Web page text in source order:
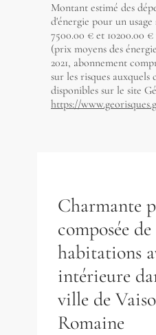
Montant estimé des
d'énergie pour un
7500.00 € et 10200.00
(prix moyens des
2021, abonnement
sur les risques auxquels
disponibles sur le site
https://
Charmante
composée
habitations
intérieure
ville de
Romaine